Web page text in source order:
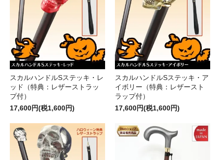
スカルハンドルSステッキ・レ
ッド（特典：レザーストラッ
プ付）
17,600円(税1,600円)
スカルハンドルSステッキ・ア
イボリー（特典：レザースト
ラップ付）
17,600円(税1,600円)